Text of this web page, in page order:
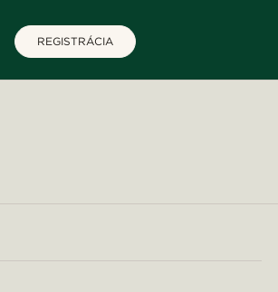
REGISTRÁCIA